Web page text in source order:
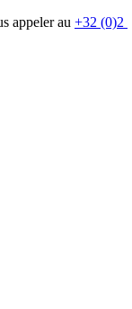
appeler au +32 (0)2